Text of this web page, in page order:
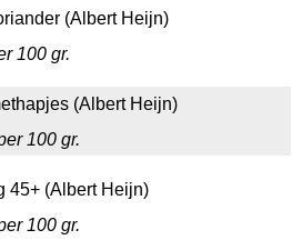
(Albert Heijn)
100 gr.
(Albert Heijn)
100 gr.
45+ (Albert Heijn)
100 gr.